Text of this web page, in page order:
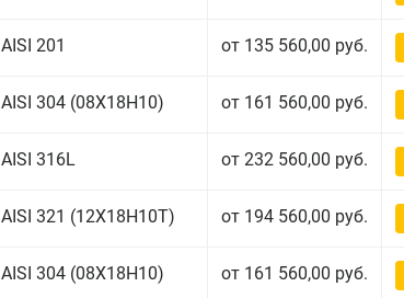
AISI 201 от 135 560,00 руб.
AISI 304 (08Х18Н10) от 161 560,00 руб.
AISI 316L от 232 560,00 руб.
AISI 321 (12Х18Н10Т) от 194 560,00 руб.
AISI 304 (08Х18Н10) от 161 560,00 руб.